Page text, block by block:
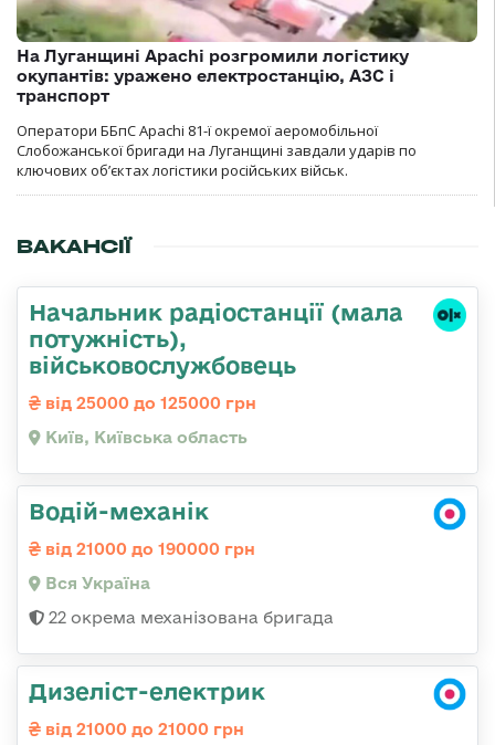
На Луганщині Apachi розгромили логістику
окупантів: уражено електростанцію, АЗС і
транспорт
Оператори ББпС Apachi 81-ї окремої аеромобільної
Слобожанської бригади на Луганщині завдали ударів по
ключових об’єктах логістики російських військ.
ВАКАНСІЇ
Начальник pадіостанції (мала
потужність),
військовослужбовець
від 25000 до 125000 грн
Київ, Київська область
Водій-механік
від 21000 до 190000 грн
Вся Україна
22 окрема механізована бригада
Дизеліст-електрик
від 21000 до 21000 грн